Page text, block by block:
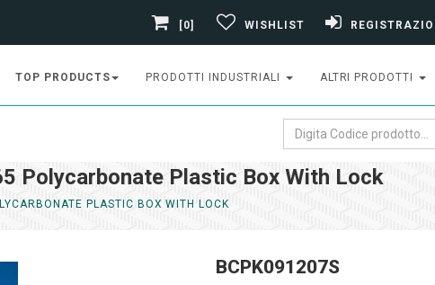
[0] WISHLIST
TOP PRODUCTS PRODOTTI INDUSTRIALI ALTRI PRODOTTI
Polycarbonate Plastic Box With Lock
PLASTIC BOX WITH LOCK
BCPK091207S